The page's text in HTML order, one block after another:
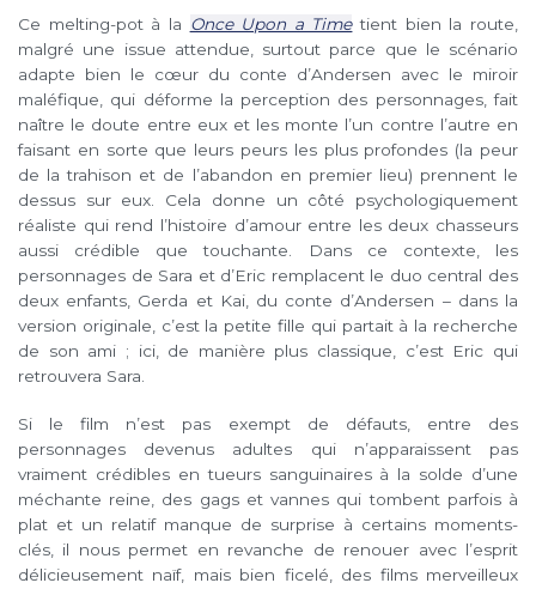
Ce melting-pot à la Once Upon a Timetient bien la route,
malgré une issue attendue, surtout parce que le scénario
adapte bien le cœur du conte d’Andersen avec le miroir
maléfique, qui déforme la perception des personnages, fait
naître le doute entre eux et les monte l’un contre l’autre en
faisant en sorte que leurs peurs les plus profondes (la peur
de la trahison et de l’abandon en premier lieu) prennent le
dessus sur eux. Cela donne un côté psychologiquement
réaliste qui rend l’histoire d’amour entre les deux chasseurs
aussi crédible que touchante. Dans ce contexte, les
personnages de Sara et d’Eric remplacent le duo central des
deux enfants, Gerda et Kai, du conte d’Andersen – dans la
version originale, c’est la petite fille qui partait à la recherche
de son ami ; ici, de manière plus classique, c’est Eric qui
retrouvera Sara.
Si le film n’est pas exempt de défauts, entre des
personnages devenus adultes qui n’apparaissent pas
vraiment crédibles en tueurs sanguinaires à la solde d’une
méchante reine, des gags et vannes qui tombent parfois à
plat et un relatif manque de surprise à certains moments-
clés, il nous permet en revanche de renouer avec l’esprit
délicieusement naïf, mais bien ficelé, des films merveilleux